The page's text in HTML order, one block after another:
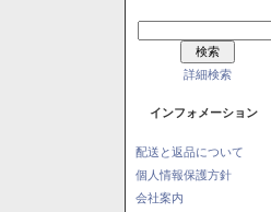
詳細検索
インフォメーション
配送と返品について
個人情報保護方針
会社案内